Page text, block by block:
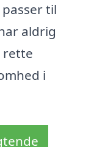
til
aldrig
rette
i